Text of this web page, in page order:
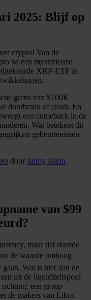
2025: Blijf op
crypto! Van de
na een mysterieuze
XRP-ETF in
grens van $100K
doorbraak of crash. En
een comeback in de
Wat betekent dit
gebeurtenissen
door Jaimy Isarin
van $99
maar dat duurde
de waarde omhoog
Wat is hier aan de
uit de liquiditeitspool
een groep
de makers van Libra.